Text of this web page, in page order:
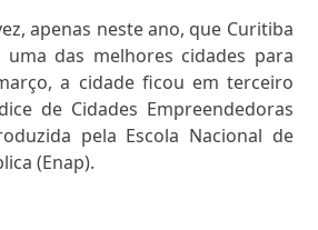
apenas neste ano, que Curitiba
das melhores cidades para
a cidade ficou em terceiro
de Cidades Empreendedoras
pela Escola Nacional de
(Enap).